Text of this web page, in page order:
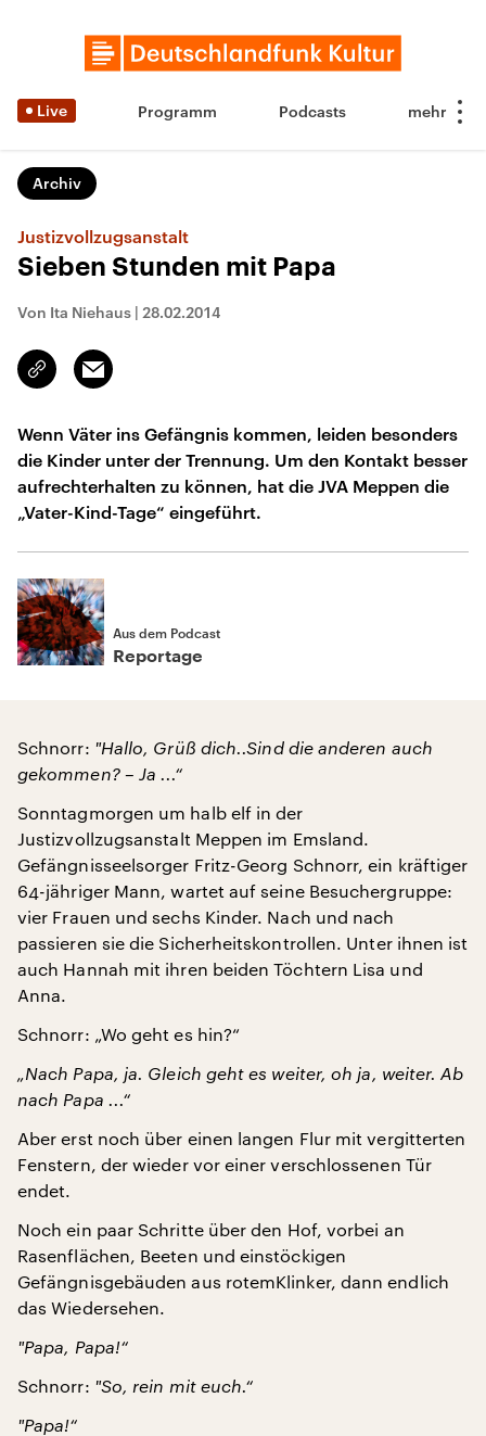
Live Programm Podcasts
Archiv
Justizvollzugsanstalt
Sieben Stunden mit Papa
Von Ita Niehaus | 28.02.2014
Link
kopieren/teilen
Email
Wenn Väter ins Gefängnis kommen, leiden besonders
die Kinder unter der Trennung. Um den Kontakt besser
aufrechterhalten zu können, hat die JVA Meppen die
„Vater-Kind-Tage“ eingeführt.
Aus dem Podcast
Reportage
Schnorr: "Hallo, Grüß dich..Sind die anderen auch
gekommen? – Ja ...“
Sonntagmorgen um halb elf in der
Justizvollzugsanstalt Meppen im Emsland.
Gefängnisseelsorger Fritz-Georg Schnorr, ein kräftiger
64-jähriger Mann, wartet auf seine Besuchergruppe:
vier Frauen und sechs Kinder. Nach und nach
passieren sie die Sicherheitskontrollen. Unter ihnen ist
auch Hannah mit ihren beiden Töchtern Lisa und
Anna.
Schnorr: „Wo geht es hin?“
„Nach Papa, ja. Gleich geht es weiter, oh ja, weiter. Ab
nach Papa ...“
Aber erst noch über einen langen Flur mit vergitterten
Fenstern, der wieder vor einer verschlossenen Tür
endet.
Noch ein paar Schritte über den Hof, vorbei an
Rasenflächen, Beeten und einstöckigen
Gefängnisgebäuden aus rotemKlinker, dann endlich
das Wiedersehen.
"Papa, Papa!“
Schnorr: "So, rein mit euch.“
"Papa!“